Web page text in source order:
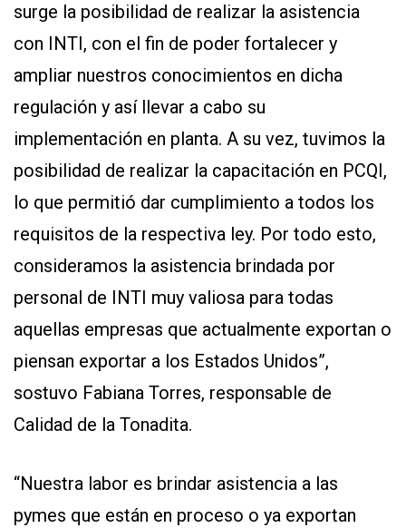
surge la posibilidad de realizar la asistencia
con INTI, con el fin de poder fortalecer y
ampliar nuestros conocimientos en dicha
regulación y así llevar a cabo su
implementación en planta. A su vez, tuvimos la
posibilidad de realizar la capacitación en PCQI,
lo que permitió dar cumplimiento a todos los
requisitos de la respectiva ley. Por todo esto,
consideramos la asistencia brindada por
personal de INTI muy valiosa para todas
aquellas empresas que actualmente exportan o
piensan exportar a los Estados Unidos”,
sostuvo Fabiana Torres, responsable de
Calidad de la Tonadita.
“Nuestra labor es brindar asistencia a las
pymes que están en proceso o ya exportan